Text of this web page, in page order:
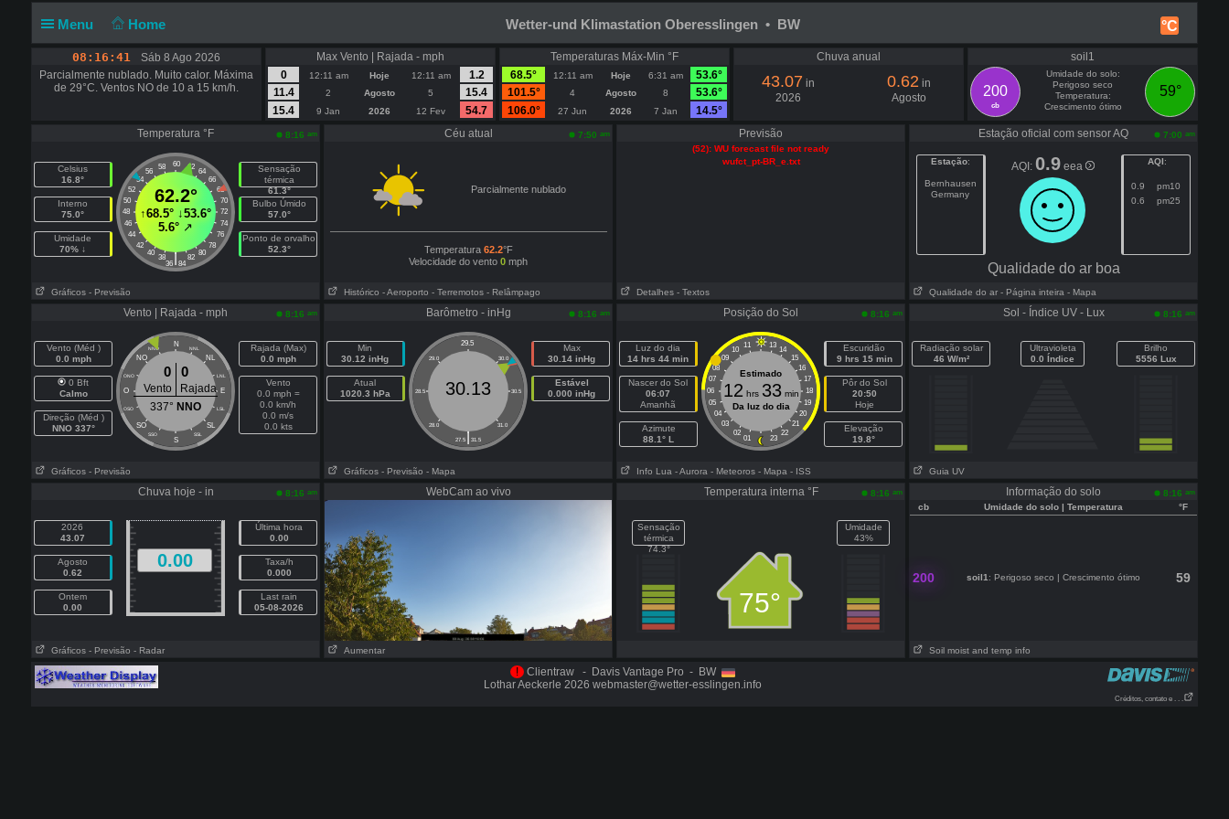
Menu Home °C
Wetter-und Klimastation Oberesslingen • BW
08:16:42
Sáb 8 Ago 2026
Parcialmente nublado. Muito calor. Máxima
de 29°C. Ventos NO de 10 a 15 km/h.
Max Vento | Rajada - mph
0
12:11 am Hoje 12:11 am
1.2
11.4
2 Agosto 5
15.4
15.4
9 Jan 2026 12 Fev 54.7
Temperaturas Máx-Min °F
68.5°
12:11 am Hoje 6:31 am
53.6°
101.5°
4 Agosto 8
53.6°
106.0°
27 Jun 2026 7 Jan 14.5°
Chuva anual
43.07 in
2026
0.62 in
Agosto
soil1
200
cb
59°
Umidade do solo:
Perigoso seco
Temperatura:
Crescimento ótimo
Temperatura °F 8:16 am
Celsius
16.8°
Interno
75.0°
Umidade
70% ↓
60
58 62
56
64
54
66
52
68
50
70
48
72
46
74
44
76
42
78
40
80
38 82
|
36 84
62.2°
↑68.5° ↓53.6°
5.6° ↗
Sensação
térmica
61.3°
Bulbo Úmido
57.0°
Ponto de orvalho
52.3°
Gráficos - Previsão
Céu atual 7:50 am
Parcialmente nublado
Temperatura 62.2°F
Velocidade do vento 0 mph
Histórico - Aeroporto - Terremotos - Relâmpago
Previsão
(52): WU forecast file not ready
wufct_pt-BR_e.txt
Detalhes - Textos
Estação oficial com sensor AQ 7:00 am
Estação:
Bernhausen
Germany
AQI: 0.9 eea AQI:
0.9
pm10
0.6
pm25
Qualidade do ar boa
Qualidade do ar - Página inteira - Mapa
Vento | Rajada - mph 8:16 am
Vento (Méd )
0.0 mph
0 Bft
Calmo
Direção (Méd )
NNO 337°
N
NNO NNL
NO NL
ONO LNL
O E
OSO LSL
SO SL
SSO SSL
S
0 0
Vento
Rajada
337° NNO
Rajada (Max)
0.0 mph
Vento
0.0 mph =
0.0 km/h
0.0 m/s
0.0 kts
Gráficos - Previsão
Barômetro - inHg 8:16 am
Min
30.12 inHg
Atual
1020.3 hPa
29.5
29.0 30.0
28.5 30.5
28.0 31.0
|
27.5 31.5
30.13
Max
30.14 inHg
Estável
0.000 inHg
Gráficos - Previsão - Mapa
Posição do Sol 8:16 am
Luz do dia
14 hrs 44 min
Nascer do Sol
06:07
Amanhã
Azimute
88.1° L
11 13
10
14
09
15
08
16
07
17
06
18
05
19
04
20
03
21
02
22
01 23
Estimado
12 hrs 33min
Da luz do dia
Escuridão
9 hrs 15 min
Pôr do Sol
20:50
Hoje
Elevação
19.8°
Info Lua - Aurora - Meteoros - Mapa - ISS
Sol - Índice UV - Lux 8:16 am
Radiação solar
46 W/m²
Ultravioleta
0.0 Índice
Brilho
5556 Lux
Guia UV
Chuva hoje - in 8:16 am
2026
43.07
Agosto
0.62
Ontem
0.00
0.00
Última hora
0.00
Taxa/h
0.000
Last rain
05-08-2026
Gráficos - Previsão - Radar
WebCam ao vivo
Aumentar
Temperatura interna °F 8:16 am
Sensação
térmica
74.3°
75°
Umidade
43%
Informação do solo 8:16 am
cb Umidade do solo | Temperatura °F
200 soil1 : Perigoso seco | Crescimento ótimo 59
Soil moist and temp info
! Clientraw - Davis Vantage Pro - BW
Lothar Aeckerle 2026 webmaster@wetter-esslingen.info
Créditos, contato e . . .